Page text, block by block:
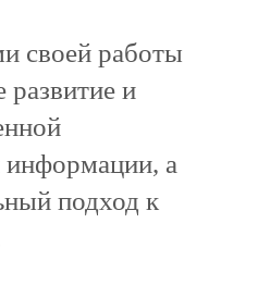
своей работы
развитие и
информации, а
подход к